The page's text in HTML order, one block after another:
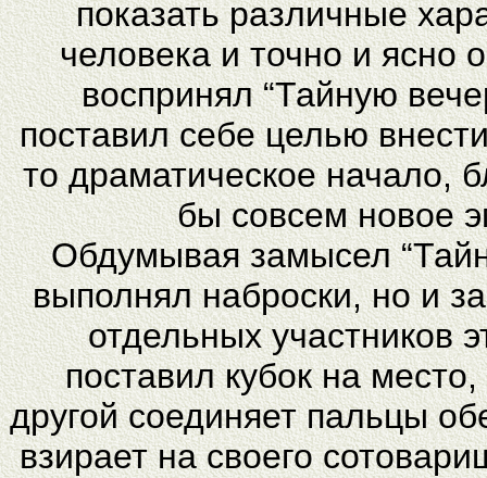
показать различные
человека и точно и ясно
воспринял “Тайную
поставил себе целью
то драматическое начало,
бы совсем новое
Обдумывая замысел
выполнял наброски, но и
отдельных участников
поставил кубок на
другой соединяет пальцы
взирает на своего